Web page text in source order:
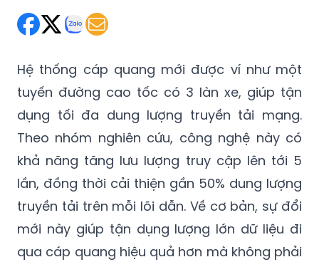
Hệ thống cáp quang mới được ví như một
tuyến đường cao tốc có 3 làn xe, giúp tận
dụng tối đa dung lượng truyền tải mạng.
Theo nhóm nghiên cứu, công nghệ này có
khả năng tăng lưu lượng truy cập lên tới 5
lần, đồng thời cải thiện gần 50% dung lượng
truyền tải trên mỗi lõi dẫn. Về cơ bản, sự đổi
mới này giúp tận dụng lượng lớn dữ liệu đi
qua cáp quang hiệu quả hơn mà không phải